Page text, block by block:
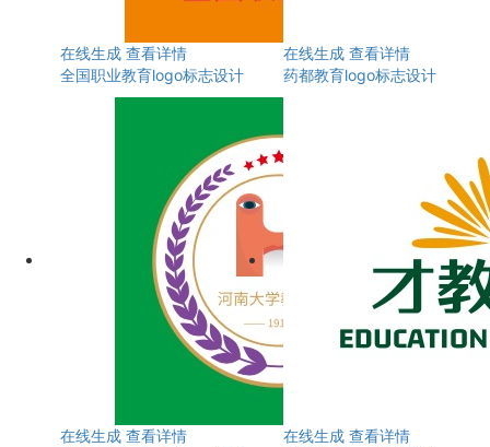
在线生成 查看详情
全国职业教育logo标志设计
在线生成 查看详情
药都教育logo标志设计
在线生成 查看详情
在线生成 查看详情